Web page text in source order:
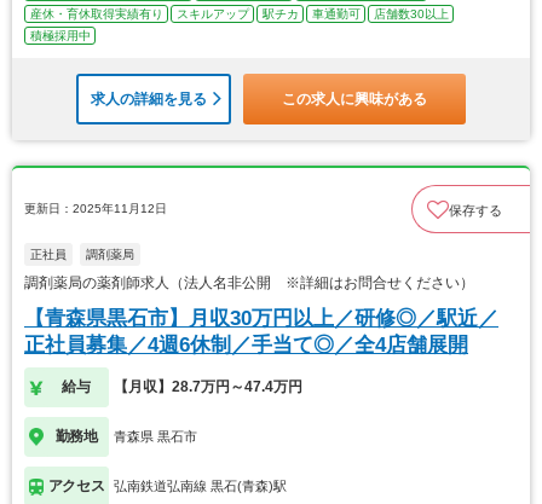
産休・育休取得実績有り
スキルアップ 駅チカ 車通勤可
店舗数30以上
積極採用中
求人の詳細を見る この求人に興味がある
更新日：2025年11月12日 保存する
正社員 調剤薬局
調剤薬局の薬剤師求人（法人名非公開 ※詳細はお問合せください）
【青森県黒石市】月収30万円以上／研修◎／駅近／
正社員募集／4週6休制／手当て◎／全4店舗展開
給与 【月収】28.7万円～47.4万円
勤務地 青森県 黒石市
アクセス 弘南鉄道弘南線 黒石(青森)駅